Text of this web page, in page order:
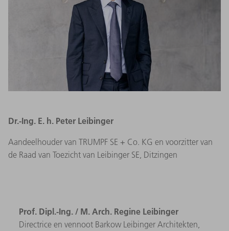
Dr.-Ing. E. h. Peter Leibinger
Aandeelhouder van TRUMPF SE + Co. KG en voorzitter van
de Raad van Toezicht van Leibinger SE, Ditzingen
Prof. Dipl.-Ing. / M. Arch. Regine Leibinger
Directrice en vennoot Barkow Leibinger Architekten,